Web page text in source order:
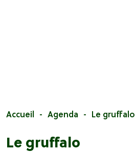
Accueil Agenda Le gruffalo
Le gruffalo